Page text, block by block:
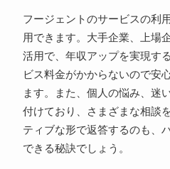
フージェントのサービスの利
用できます。大手企業、上場
活用で、年収アップを実現す
ビス料金がかからないので安
ます。また、個人の悩み、迷
付けており、さまざまな相談
ティブな形で返答するのも、
できる秘訣でしょう。